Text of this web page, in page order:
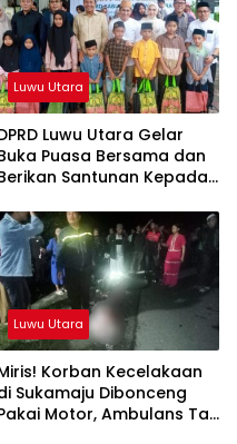
Luwu Utara
Luwu Utara Gelar
Puasa Bersama dan
Santunan Kepada
Luwu Utara
Korban Kecelakaan
Sukamaju Dibonceng
Motor, Ambulans Tak